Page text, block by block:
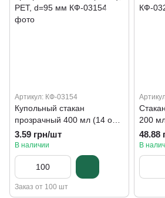
Артикул: КФ-03154
Купольный стакан
прозрачный 400 мл (14 oz),
РЕТ, d=95 мм
3.59 грн/шт
В наличии
Заказ от 100 шт
200
48.88
В